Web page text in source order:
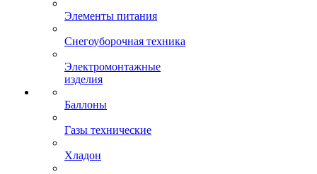
Элементы питания
Снегоуборочная техника
Электромонтажные
изделия
Баллоны
Газы технические
Хладон